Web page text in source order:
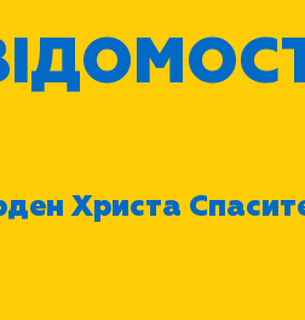
Христа